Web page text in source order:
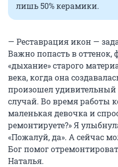
лишь 50% керамики.
— Реставрация икон —
Важно попасть в оттенок,
«дыхание» старого
века, когда она
произошел удивительный
случай. Во время работы
маленькая девочка и
ремонтируете?» Я
«Пожалуй, да». А сейчас
Бог помог
Наталья.